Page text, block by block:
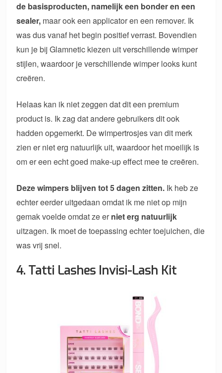
de basisproducten, namelijk een bonder en een
sealer, maar ook een applicator en een remover. Ik
was dus vanaf het begin positief verrast. Bovendien
kun je bij Glamnetic kiezen uit verschillende wimper
stijlen, waardoor je verschillende wimper looks kunt
creëren.
Helaas kan ik niet zeggen dat dit een premium
product is. Ik zag dat andere gebruikers dit ook
hadden opgemerkt. De wimpertrosjes van dit merk
zien er niet erg natuurlijk uit, waardoor het moeilijk is
om er een echt goed make-up effect mee te creëren.
Deze wimpers blijven tot 5 dagen zitten. Ik heb ze
echter eerder uitgedaan omdat ik me niet op mijn
gemak voelde omdat ze er niet erg natuurlijk
uitzagen. Ik moet de toepassing echter toejuichen, die
was vrij snel.
4. Tatti Lashes Invisi-Lash Kit